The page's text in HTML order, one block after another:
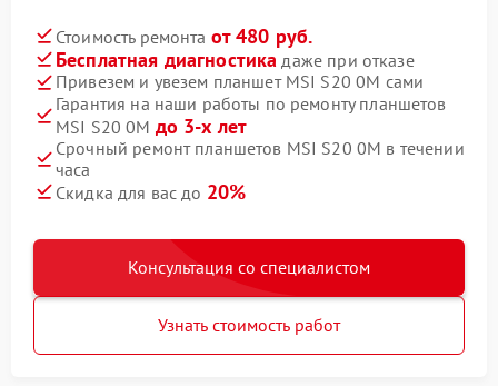
Стоимость ремонта от 480 руб.
Бесплатная диагностика даже при отказе
Привезем и увезем планшет MSI S20 0M сами
Гарантия на наши работы по ремонту планшетов
MSI S20 0M до 3-х лет
Срочный ремонт планшетов MSI S20 0M в течении
часа
Скидка для вас до 20%
Консультация со специалистом
Узнать стоимость работ